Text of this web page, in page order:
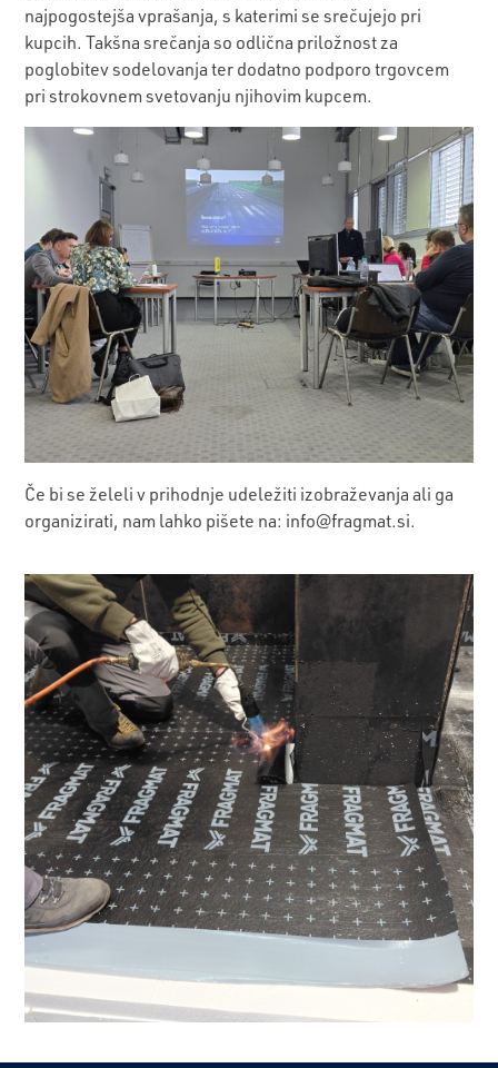
najpogostejša vprašanja, s katerimi se srečujejo pri
kupcih. Takšna srečanja so odlična priložnost za
poglobitev sodelovanja ter dodatno podporo trgovcem
pri strokovnem svetovanju njihovim kupcem.
Če bi se želeli v prihodnje udeležiti izobraževanja ali ga
organizirati, nam lahko pišete na: info@fragmat.si.